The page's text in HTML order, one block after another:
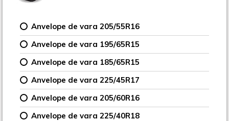
Anvelope de vara 205/55R16
Anvelope de vara 195/65R15
Anvelope de vara 185/65R15
Anvelope de vara 225/45R17
Anvelope de vara 205/60R16
Anvelope de vara 225/40R18